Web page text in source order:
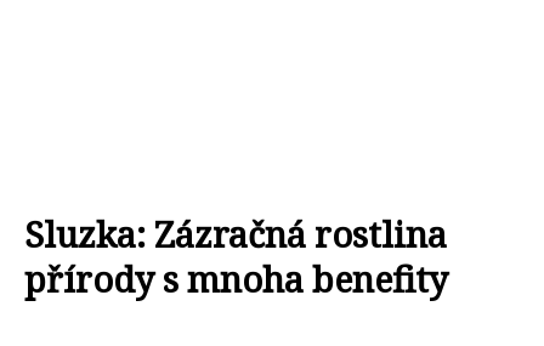
Sluzka: Zázračná rostlina
přírody s mnoha benefity